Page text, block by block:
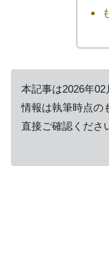
本記事は2026年
情報は執筆時点の
直接ご確認くださ